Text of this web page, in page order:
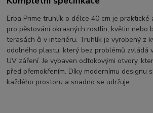
Erba Prime truhlík o délce 40 cm je
pro pěstování okrasných rostlin, květin nebo
terasách či v interiéru. Truhlík je vyrobený z
odolného plastu, který bez problémů zvládá
UV záření. Je vybaven odtokovými otvory,
před přemokřením. Díky modernímu designu
každého prostoru a snadno se udržuje.